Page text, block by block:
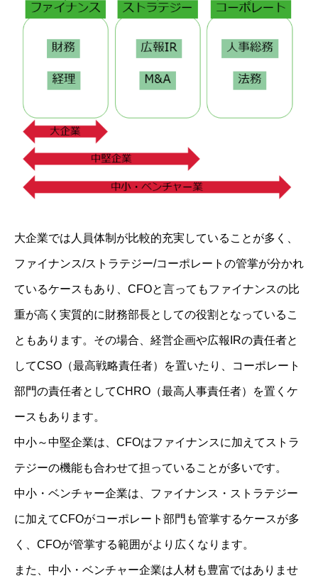
大企業では人員体制が比較的充実していることが多く、
ファイナンス/ストラテジー/コーポレートの管掌が分かれ
ているケースもあり、CFOと言ってもファイナンスの比
重が高く実質的に財務部長としての役割となっているこ
ともあります。その場合、経営企画や広報IRの責任者と
してCSO（最高戦略責任者）を置いたり、コーポレート
部門の責任者としてCHRO（最高人事責任者）を置くケ
ースもあります。
中小～中堅企業は、CFOはファイナンスに加えてストラ
テジーの機能も合わせて担っていることが多いです。
中小・ベンチャー企業は、ファイナンス・ストラテジー
に加えてCFOがコーポレート部門も管掌するケースが多
く、CFOが管掌する範囲がより広くなります。
また、中小・ベンチャー企業は人材も豊富ではありませ